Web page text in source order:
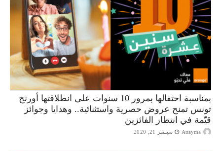
بمناسبة احتفالها بمرور 10 سنوات على انطلاقتها أورنج
تونس تمنح عروض حصرية واستثنائية.. وهدايا وجوائز
قيّمة في انتظار الفائزين
Attayma سبتمبر 21, 2020